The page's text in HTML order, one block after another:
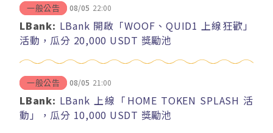
一般公告 08/05 22:00
LBank: LBank 開啟「WOOF、QUID1 上線狂歡」
活動，瓜分 20,000 USDT 獎勵池
一般公告 08/05 21:00
LBank: LBank 上線「HOME TOKEN SPLASH 活
動」，瓜分 10,000 USDT 獎勵池